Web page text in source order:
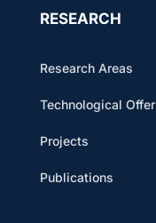
RESEARCH
Research Areas
Technological Offer
Projects
Publications